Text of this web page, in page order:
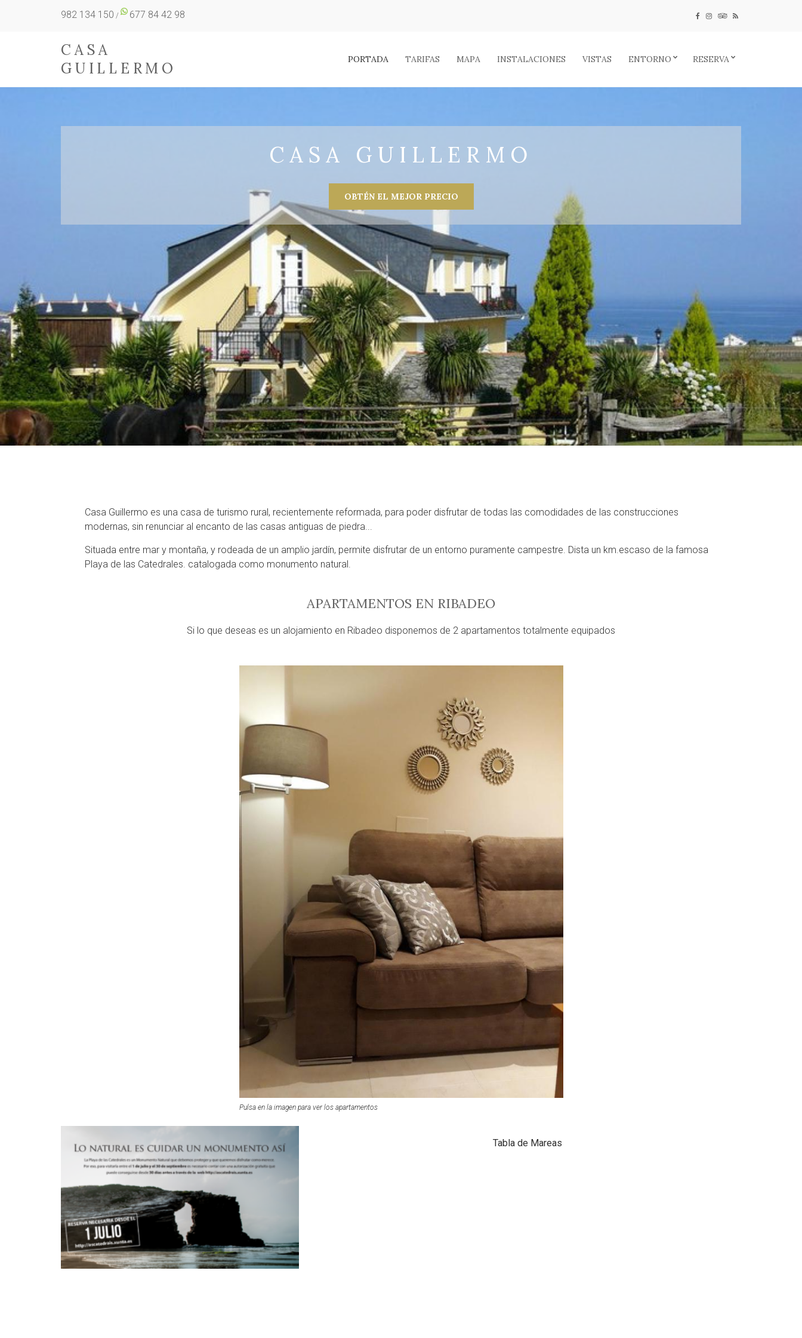
982 134 150 / 677 84 42 98
CASA
GUILLERMO
PORTADA TARIFAS MAPA INSTALACIONES VISTAS ENTORNO RESERVA
CASA GUILLERMO
OBTÉN EL MEJOR PRECIO
Casa Guillermo es una casa de turismo rural, recientemente reformada, para poder disfrutar de todas las comodidades de las construcciones
modernas, sin renunciar al encanto de las casas antiguas de piedra...
Situada entre mar y montaña, y rodeada de un amplio jardín, permite disfrutar de un entorno puramente campestre. Dista un km.escaso de la famosa
Playa de las Catedrales. catalogada como monumento natural.
APARTAMENTOS EN RIBADEO
Si lo que deseas es un alojamiento en Ribadeo disponemos de 2 apartamentos totalmente equipados
Pulsa en la imagen para ver los apartamentos
Tabla de Mareas